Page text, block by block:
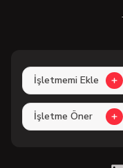
İşletmemi Ekle
İşletme Öner